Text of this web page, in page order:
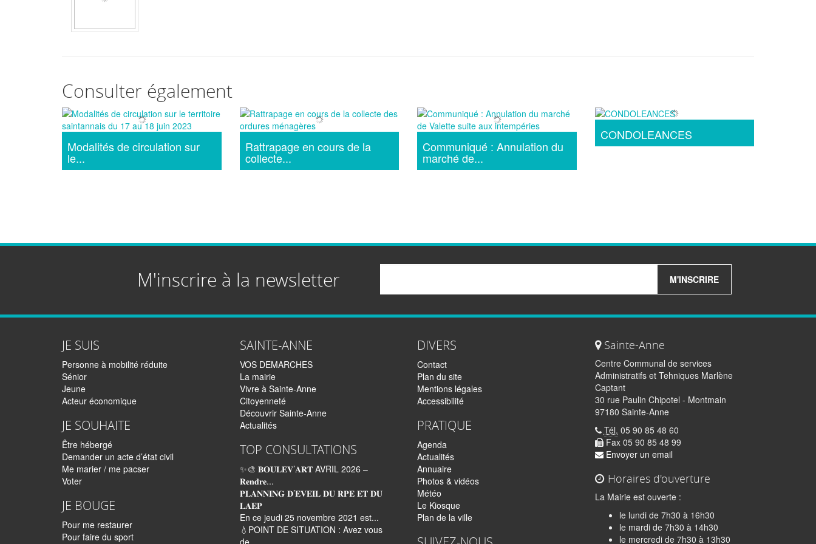
Consulter également
Modalités de circulation sur
le...
Rattrapage en cours de la
collecte...
Communiqué : Annulation du
marché de...
CONDOLEANCES
M'inscrire à la newsletter
M'INSCRIRE
JE SUIS
Personne à mobilité réduite
Sénior
Jeune
Acteur économique
JE SOUHAITE
Être hébergé
Demander un acte d’état civil
Me marier / me pacser
Voter
JE BOUGE
Pour me restaurer
Pour faire du sport
SAINTE-ANNE
VOS DEMARCHES
La mairie
Vivre à Sainte-Anne
Citoyenneté
Découvrir Sainte-Anne
Actualités
TOP CONSULTATIONS
✨🎨 𝐁𝐎𝐔𝐋𝐄𝐕’𝐀𝐑𝐓 AVRIL 2026 –
𝐑𝐞𝐧𝐝𝐫𝐞...
𝐏𝐋𝐀𝐍𝐍𝐈𝐍𝐆 𝐃’𝐄𝐕𝐄𝐈𝐋 𝐃𝐔 𝐑𝐏𝐄 𝐄𝐓 𝐃𝐔
𝐋𝐀𝐄𝐏
En ce jeudi 25 novembre 2021 est...
💧POINT DE SITUATION : Avez vous
DIVERS
Contact
Plan du site
Mentions légales
Accessibilité
PRATIQUE
Agenda
Actualités
Annuaire
Photos & vidéos
Météo
Le Kiosque
Plan de la ville
Sainte-Anne
Centre Communal de services
Administratifs et Tehniques Marlène
Captant
30 rue Paulin Chipotel - Montmain
97180 Sainte-Anne
Tél. 05 90 85 48 60
Fax 05 90 85 48 99
Envoyer un email
Horaires d'ouverture
La Mairie est ouverte :
le lundi de 7h30 à 16h30
le mardi de 7h30 à 14h30
le mercredi de 7h30 à 13h30